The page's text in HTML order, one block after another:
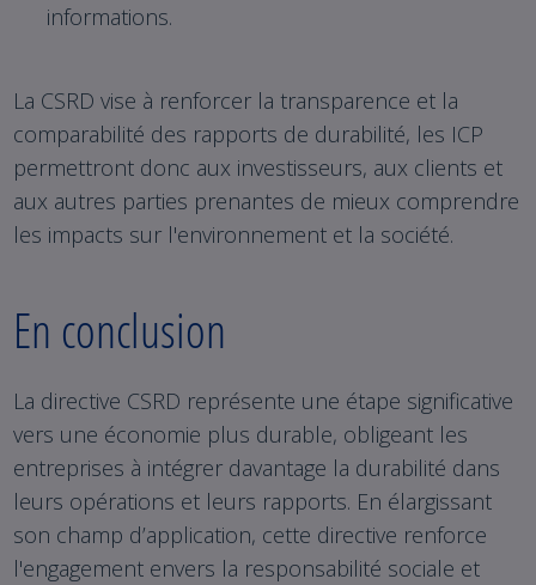
informations.
La CSRD vise à renforcer la transparence et la
comparabilité des rapports de durabilité, les ICP
permettront donc aux investisseurs, aux clients et
aux autres parties prenantes de mieux comprendre
les impacts sur l'environnement et la société.
En conclusion
La directive CSRD représente une étape significative
vers une économie plus durable, obligeant les
entreprises à intégrer davantage la durabilité dans
leurs opérations et leurs rapports. En élargissant
son champ d’application, cette directive renforce
l'engagement envers la responsabilité sociale et